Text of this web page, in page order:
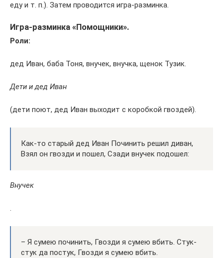
еду и т. п.). Затем проводится игра-разминка.
Игра-разминка «Помощники».
Роли:
дед Иван, баба Тоня, внучек, внучка, щенок Тузик.
Дети и дед Иван
(дети поют, дед Иван выходит с коробкой гвоздей).
Как-то старый дед Иван Починить решил диван,
Взял он гвозди и пошел, Сзади внучек подошел:
Внучек
.
– Я сумею починить, Гвозди я сумею вбить. Стук-
стук да постук, Гвозди я сумею вбить.